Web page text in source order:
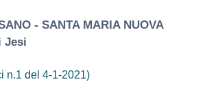
- SANTA MARIA NUOVA
Jesi
n.1 del 4-1-2021)